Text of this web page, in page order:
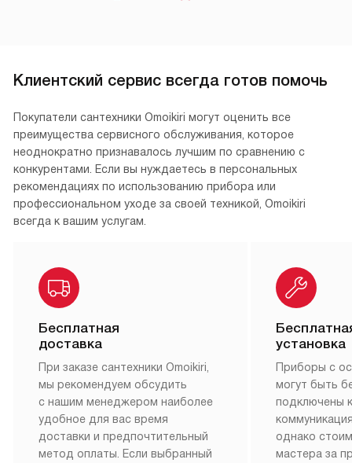
Клиентский сервис всегда готов помочь
Покупатели сантехники Omoikiri могут оценить все
преимущества сервисного обслуживания, которое
неоднократно признавалось лучшим по сравнению с
конкурентами. Если вы нуждаетесь в персональных
рекомендациях по использованию прибора или
профессиональном уходе за своей техникой, Omoikiri
всегда к вашим услугам.
Бесплатная
доставка
При заказе сантехники Omoikiri,
мы рекомендуем обсудить
с нашим менеджером наиболее
удобное для вас время
доставки и предпочтительный
метод оплаты. Если выбранный
установка
Приборы с
могут быть
подключены
однако
мастера за